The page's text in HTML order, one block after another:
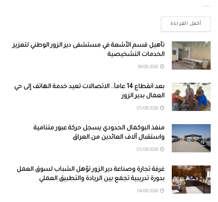
...
أكمل القراءة
تأهيل قسم الأشعة في مستشفى دير الزور الوطني لتعزيز
الخدمات التشخيصية
بعد انقطاع 14 عاماً.. الاتصالات تعيد خدمة الهاتف إلى حي
العمال بدير الزور
منفذ البوكمال الحدودي يسجل حركة عبور متنامية
واستقبال آلاف العائدين من العراق
غرفة تجارة وصناعة دير الزور تؤهل الشباب لسوق العمل
بدورة تدريبية تجمع بين الريادة والتطبيق العملي